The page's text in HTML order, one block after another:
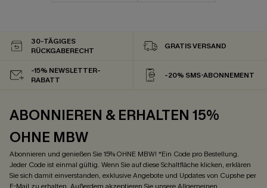
30-TÄGIGES
RÜCKGABERECHT
GRATIS VERSAND
-15% NEWSLETTER-
RABATT
-20% SMS-ABONNEMENT
ABONNIEREN & ERHALTEN 15%
OHNE MBW
Abonnieren und genießen Sie 15% OHNE MBW! *Ein Code pro Bestellung.
Jeder Code ist einmal gültig. Wenn Sie auf diese Schaltfläche klicken, erklären
Sie sich damit einverstanden, exklusive Angebote und Updates von Cupshe per